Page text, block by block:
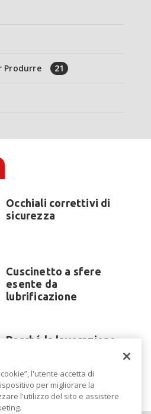
Produrre 21
Occhiali correttivi di
sicurezza
Cuscinetto a sfere
esente da
lubrificazione
Perché la lavorazione
EuroBLECH 2026?
l'utente accetta di
per migliorare la
l'utilizzo del sito e assistere